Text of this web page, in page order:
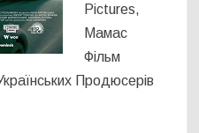
Pictures,
Мамас
Фільм
Продюсерів